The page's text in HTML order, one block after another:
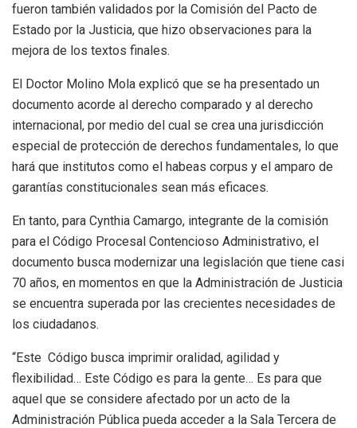
fueron también validados por la Comisión del Pacto de
Estado por la Justicia, que hizo observaciones para la
mejora de los textos finales.
El Doctor Molino Mola explicó que se ha presentado un
documento acorde al derecho comparado y al derecho
internacional, por medio del cual se crea una jurisdicción
especial de protección de derechos fundamentales, lo que
hará que institutos como el habeas corpus y el amparo de
garantías constitucionales sean más eficaces.
En tanto, para Cynthia Camargo, integrante de la comisión
para el Código Procesal Contencioso Administrativo, el
documento busca modernizar una legislación que tiene casi
70 años, en momentos en que la Administración de Justicia
se encuentra superada por las crecientes necesidades de
los ciudadanos.
“Este Código busca imprimir oralidad, agilidad y
flexibilidad… Este Código es para la gente… Es para que
aquel que se considere afectado por un acto de la
Administración Pública pueda acceder a la Sala Tercera de